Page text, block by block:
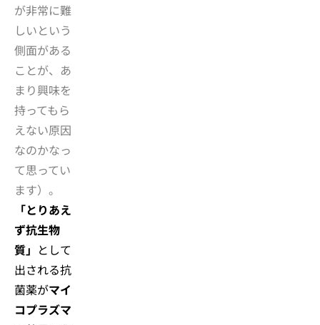
が非常に難
しいという
側面がある
ことが、あ
まり興味を
持ってもら
えない原因
なのかなっ
て思ってい
ます）。
「とりあえ
ず抗生物
質」 として
出される抗
菌薬がマイ
コプラズマ